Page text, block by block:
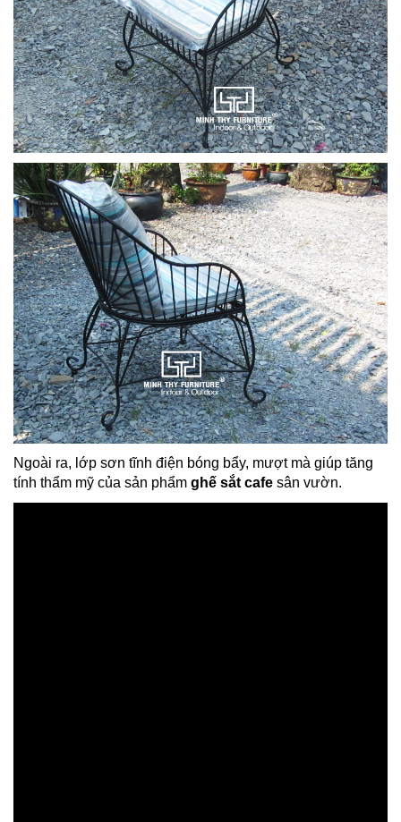
Ngoài ra, lớp sơn tĩnh điện bóng bẩy, mượt mà giúp tăng
tính thẩm mỹ của sản phẩm ghế sắt cafe sân vườn.